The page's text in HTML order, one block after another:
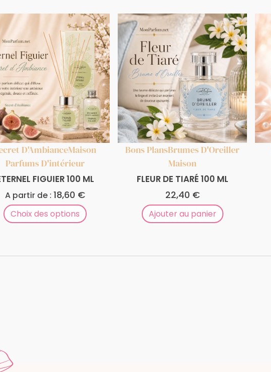
D'AmbianceMaison
Parfums D'intérieur
FIGUIER 100 ML
A partir de : 18,60 €
Choix des options
Bons PlansBrumes D'Oreiller
Maison
FLEUR DE TIARÉ 100 ML
22,40 €
Ajouter au panier